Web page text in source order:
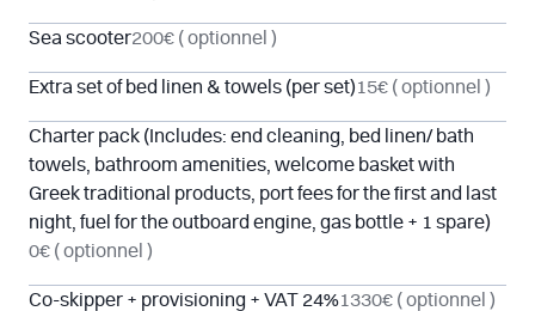
Sea scooter200€ ( optionnel )
Extra set of bed linen & towels (per set)15€ ( optionnel )
Charter pack (Includes: end cleaning, bed linen/ bath
towels, bathroom amenities, welcome basket with
Greek traditional products, port fees for the first and last
night, fuel for the outboard engine, gas bottle + 1 spare)
0€ ( optionnel )
Co-skipper + provisioning + VAT 24%1330€ ( optionnel )